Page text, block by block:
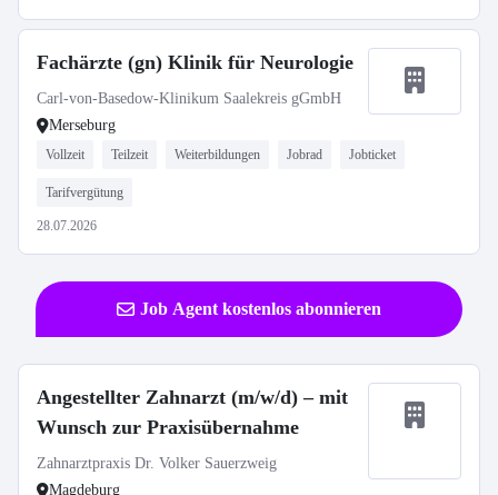
Fachärzte (gn) Klinik für Neurologie
Carl-von-Basedow-Klinikum Saalekreis gGmbH
Merseburg
Vollzeit Teilzeit Weiterbildungen Jobrad Jobticket
Tarifvergütung
28.07.2026
Job Agent kostenlos abonnieren
Angestellter Zahnarzt (m/w/d) – mit
Wunsch zur Praxisübernahme
Zahnarztpraxis Dr. Volker Sauerzweig
Magdeburg